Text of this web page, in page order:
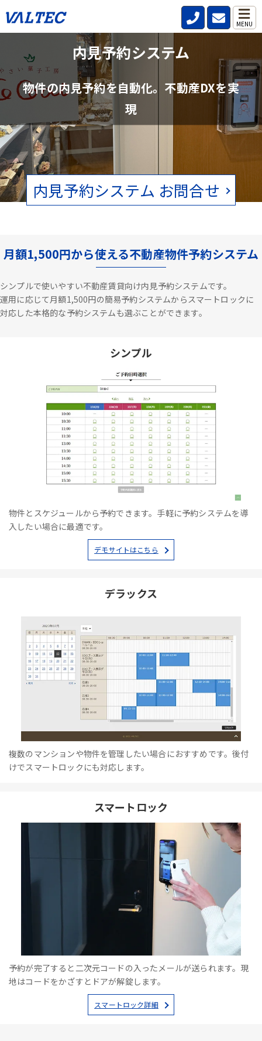
MENU
内見予約システム
物件の内見予約を自動化。不動産DXを実
現
内見予約システム お問合せ
不動産管理会社と仲介会社の内見確認の
手間を削減
賃貸物件の空状況をリアルタイムで確認。電話、FAXの手間をなくし
月額1,500円から使える不動産物件予約システム
シンプルで使いやすい不動産賃貸向け内見予約システムです。
運用に応じて月額1,500円の簡易予約システムからスマートロックに
対応した本格的な予約システムも選ぶことができます。
シンプル
物件とスケジュールから予約できます。手軽に予約システムを導
入したい場合に最適です。
デモサイトはこちら
デラックス
複数のマンションや物件を管理したい場合におすすめです。後付
けでスマートロックにも対応します。
スマートロック
予約が完了すると二次元コードの入ったメールが送られます。現
地はコードをかざすとドアが解錠します。
スマートロック詳細